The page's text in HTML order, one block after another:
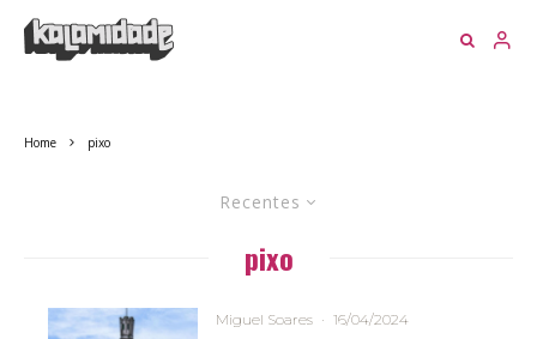
Home pixo
Recentes
pixo
Miguel Soares · 16/04/2024